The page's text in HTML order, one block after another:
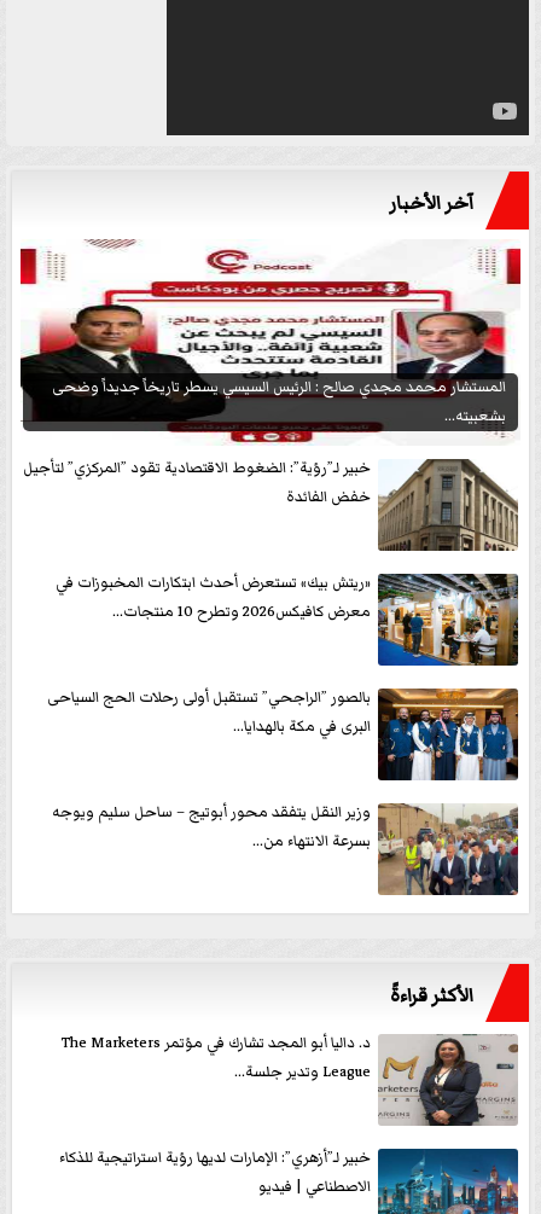
آخر الأخبار
المستشار محمد مجدي صالح : الرئيس السيسي يسطر تاريخاً جديداً وضحى
بشعبيته...
خبير لـ”رؤية”: الضغوط الاقتصادية تقود ”المركزي” لتأجيل
خفض الفائدة
«ريتش بيك» تستعرض أحدث ابتكارات المخبوزات في
معرض كافيكس2026 وتطرح 10 منتجات...
بالصور ”الراجحي” تستقبل أولى رحلات الحج السياحى
البرى في مكة بالهدايا...
وزير النقل يتفقد محور أبوتيج – ساحل سليم ويوجه
بسرعة الانتهاء من...
الأكثر قراءةً
د. داليا أبو المجد تشارك في مؤتمر The Marketers
League وتدير جلسة...
خبير لـ”أزهري”: الإمارات لديها رؤية استراتيجية للذكاء
الاصطناعي | فيديو